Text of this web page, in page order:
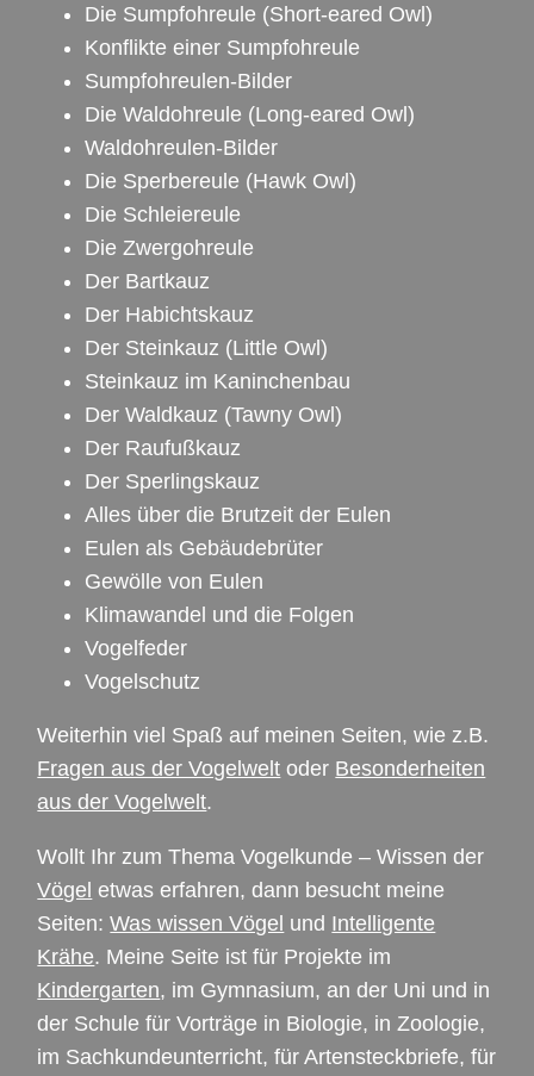
Die Sumpfohreule (Short-eared Owl)
Konflikte einer Sumpfohreule
Sumpfohreulen-Bilder
Die Waldohreule (Long-eared Owl)
Waldohreulen-Bilder
Die Sperbereule (Hawk Owl)
Die Schleiereule
Die Zwergohreule
Der Bartkauz
Der Habichtskauz
Der Steinkauz (Little Owl)
Steinkauz im Kaninchenbau
Der Waldkauz (Tawny Owl)
Der Raufußkauz
Der Sperlingskauz
Alles über die Brutzeit der Eulen
Eulen als Gebäudebrüter
Gewölle von Eulen
Klimawandel und die Folgen
Vogelfeder
Vogelschutz
Weiterhin viel Spaß auf meinen Seiten, wie z.B.
Fragen aus der Vogelwelt oder Besonderheiten
aus der Vogelwelt.
Wollt Ihr zum Thema Vogelkunde – Wissen der
Vögel etwas erfahren, dann besucht meine
Seiten:Was wissen Vögel und Intelligente
Krähe. Meine Seite ist für Projekte im
Kindergarten, im Gymnasium, an der Uni und in
der Schule für Vorträge in Biologie, in Zoologie,
im Sachkundeunterricht, für Artensteckbriefe, für